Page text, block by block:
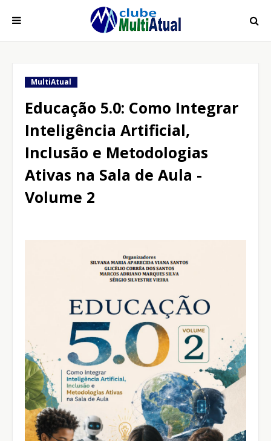
MultiAtual
Educação 5.0: Como Integrar
Inteligência Artificial,
Inclusão e Metodologias
Ativas na Sala de Aula -
Volume 2